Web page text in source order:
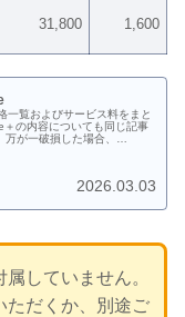
31,800 1,600
覧およびサービス料をまと
の内容についても同じ記事
が一破損した場合、
2026.03.03
していません。
ただくか、別途ご